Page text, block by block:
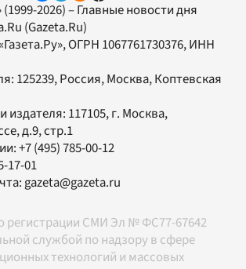
2026) – Главные новости дня
(Gazeta.Ru)
, ОГРН 1067761730376, ИНН
125239, Россия, Москва, Коптевская
издателя: 117105, г. Москва,
д.9, стр.1
+7 (495) 785-00-12
17-01
gazeta@gazeta.ru
регистрации СМИ Эл № ФС77-67642
службой по надзору в сфере
технологий и массовых